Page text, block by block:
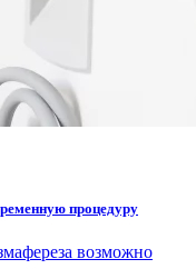
процедуру
возможно